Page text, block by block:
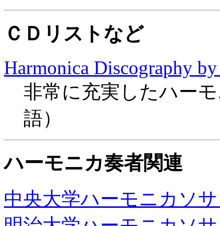
ＣＤリストなど
Harmonica Discography
非常に充実したハー
語）
ハーモニカ奏者関連
中央大学ハーモニカソ